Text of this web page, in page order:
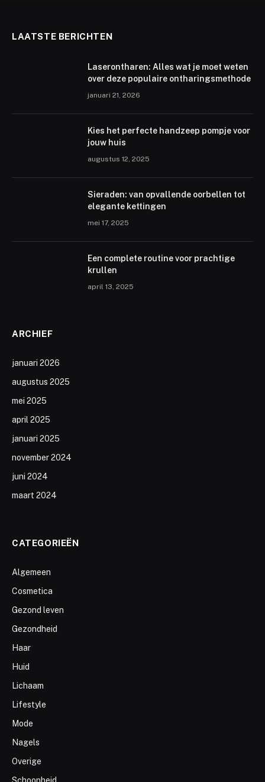
LAATSTE BERICHTEN
Laserontharen: Alles wat je moet weten
over deze populaire ontharingsmethode
januari 21, 2026
Kies het perfecte handzeep pompje voor
jouw huis
augustus 12, 2025
Sieraden: van opvallende oorbellen tot
elegante kettingen
mei 17, 2025
Een complete routine voor prachtige
krullen
april 13, 2025
ARCHIEF
januari 2026
augustus 2025
mei 2025
april 2025
januari 2025
november 2024
juni 2024
maart 2024
CATEGORIEËN
Algemeen
Cosmetica
Gezond leven
Gezondheid
Haar
Huid
Lichaam
Lifestyle
Mode
Nagels
Overige